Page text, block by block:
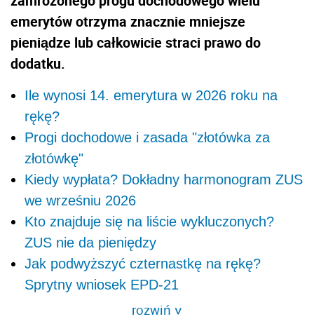
emerytów otrzyma znacznie mniejsze
pieniądze lub całkowicie straci prawo do
dodatku.
Ile wynosi 14. emerytura w 2026 roku na
rękę?
Progi dochodowe i zasada "złotówka za
złotówkę"
Kiedy wypłata? Dokładny harmonogram ZUS
we wrześniu 2026
Kto znajduje się na liście wykluczonych?
ZUS nie da pieniędzy
Jak podwyższyć czternastkę na rękę?
Sprytny wniosek EPD-21
rozwiń>